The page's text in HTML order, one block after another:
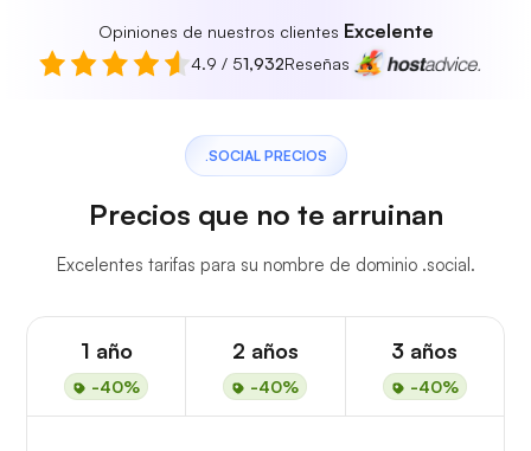
Opiniones de nuestros clientes Excelente
4.9 / 51,932Reseñas
.SOCIAL PRECIOS
Precios que no te arruinan
Excelentes tarifas para su nombre de dominio .social.
1 año
-40%
2 años
-40%
3 años
-40%